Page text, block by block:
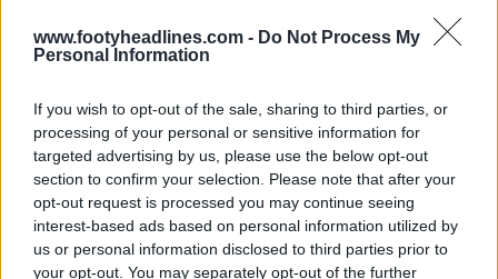
www.footyheadlines.com - Do Not Process My
Personal Information
If you wish to opt-out of the sale, sharing to third parties, or
processing of your personal or sensitive information for
targeted advertising by us, please use the below opt-out
section to confirm your selection. Please note that after your
opt-out request is processed you may continue seeing
interest-based ads based on personal information utilized by
us or personal information disclosed to third parties prior to
your opt-out. You may separately opt-out of the further